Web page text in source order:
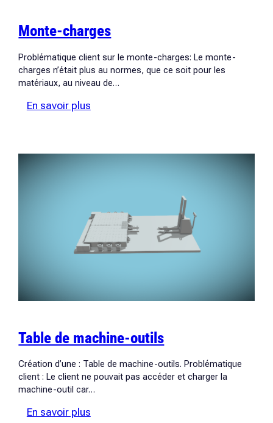
Monte-charges
Problématique client sur le monte-charges: Le monte-
charges n’était plus au normes, que ce soit pour les
matériaux, au niveau de…
En savoir plus:
Table de machine-outils
Création d’une : Table de machine-outils. Problématique
client : Le client ne pouvait pas accéder et charger la
machine-outil car…
En savoir plus: